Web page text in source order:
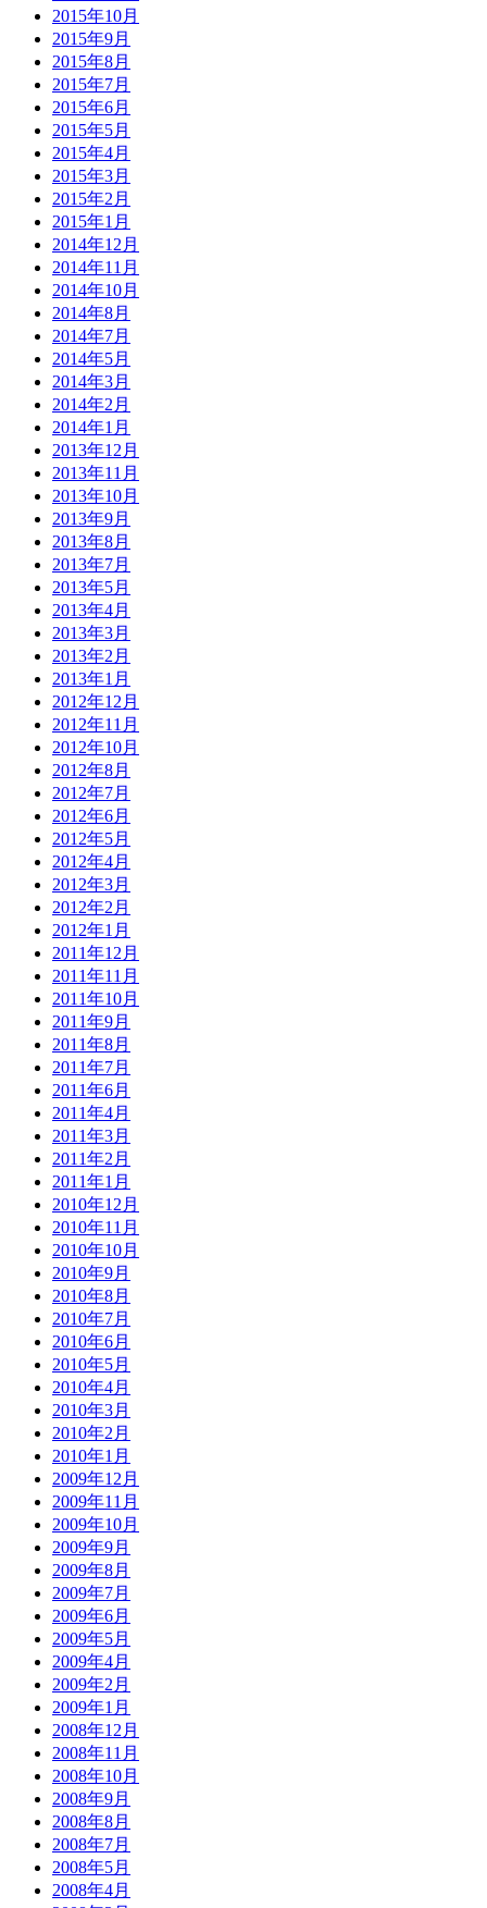
2015年10月
2015年9月
2015年8月
2015年7月
2015年6月
2015年5月
2015年4月
2015年3月
2015年2月
2015年1月
2014年12月
2014年11月
2014年10月
2014年8月
2014年7月
2014年5月
2014年3月
2014年2月
2014年1月
2013年12月
2013年11月
2013年10月
2013年9月
2013年8月
2013年7月
2013年5月
2013年4月
2013年3月
2013年2月
2013年1月
2012年12月
2012年11月
2012年10月
2012年8月
2012年7月
2012年6月
2012年5月
2012年4月
2012年3月
2012年2月
2012年1月
2011年12月
2011年11月
2011年10月
2011年9月
2011年8月
2011年7月
2011年6月
2011年4月
2011年3月
2011年2月
2011年1月
2010年12月
2010年11月
2010年10月
2010年9月
2010年8月
2010年7月
2010年6月
2010年5月
2010年4月
2010年3月
2010年2月
2010年1月
2009年12月
2009年11月
2009年10月
2009年9月
2009年8月
2009年7月
2009年6月
2009年5月
2009年4月
2009年2月
2009年1月
2008年12月
2008年11月
2008年10月
2008年9月
2008年8月
2008年7月
2008年5月
2008年4月